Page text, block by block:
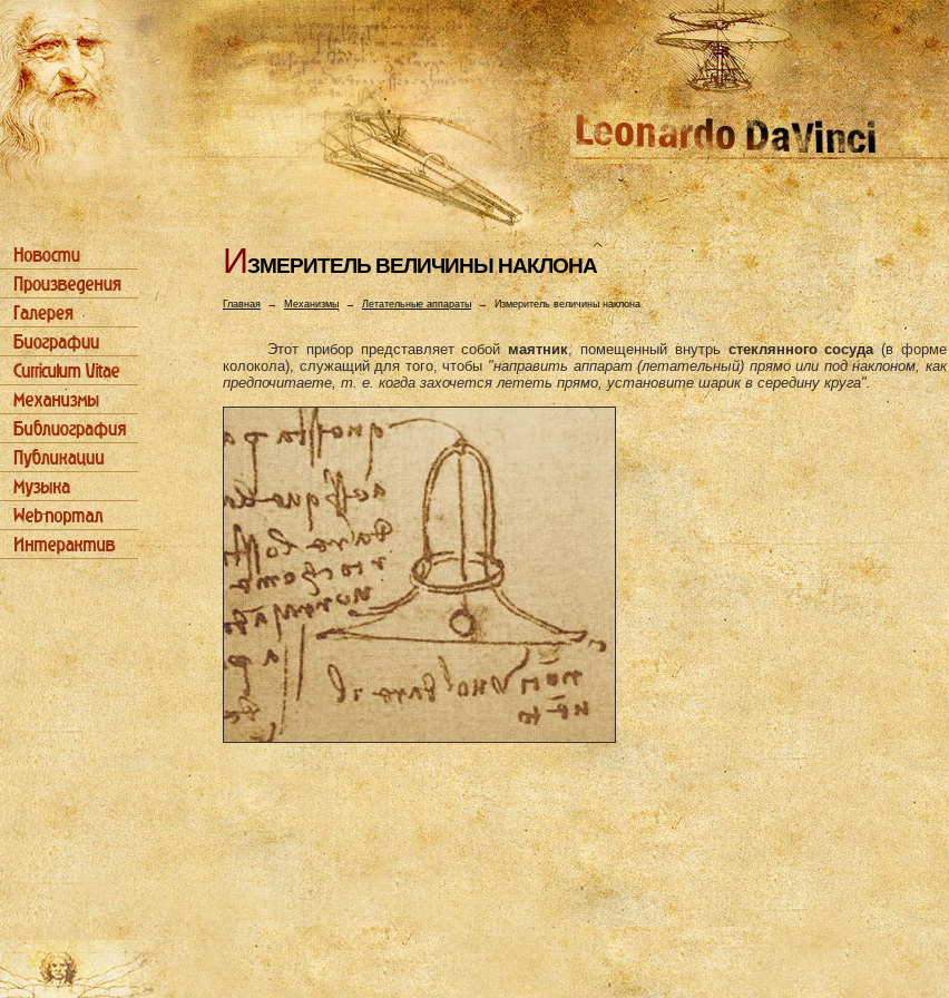
ИЗМЕРИТЕЛЬ ВЕЛИЧИHЫ HАКЛОHА
Главная→ Механизмы →Летательные аппараты→ Измеритель величины наклона
Этот прибор представляет собоймаятник, помещенный внутрьстеклянного сосуда(в форме
колокола), служащий для того, чтобы"направить аппарат (летательный) прямо или под наклоном, как
предпочитаете, т. е. когда захочется лететь прямо, установите шарик в середину круга".